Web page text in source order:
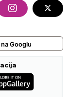
Googlu